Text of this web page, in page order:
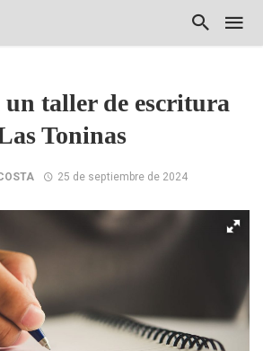
un taller de escritura
Toninas
25 de septiembre de 2024